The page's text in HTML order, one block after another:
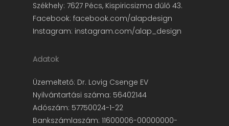
Székhely: 7627 Pécs, Kispiricsizma dűlő 43.
Facebook: facebook.com/alapdesign
Instagram: instagram.com/alap_design
Adatok
Üzemeltető: Dr. Lovig Csenge EV
Nyilvántartási száma: 56402144
Adószám: 57750024-1-22
Bankszámlaszám: 11600006-00000000-